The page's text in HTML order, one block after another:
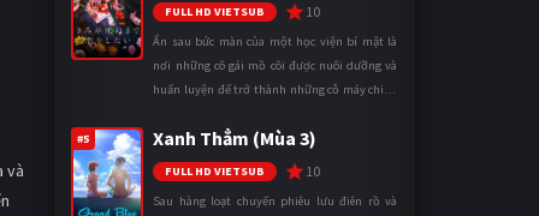
và
FULL HD VIETSUB 10
Ẩn sau bức màn của một học viện bí mật là
nơi những cô gái mồ côi được nuôi dưỡng và
huấn luyện để trở thành những cỗ máy chiến
được xem là điều hiển nh ...
#5 Xanh Thẳm (Mùa 3)
FULL HD VIETSUB 10
Sau hàng loạt chuyến phiêu lưu điên rồ và